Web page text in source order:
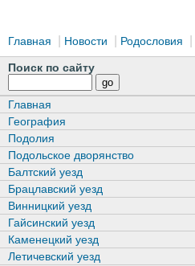
Главная Новости Родословия
Поиск по сайту
Главная
География
Подолия
Подольское дворянство
Балтский уезд
Брацлавский уезд
Винницкий уезд
Гайсинский уезд
Каменецкий уезд
Летичевский уезд